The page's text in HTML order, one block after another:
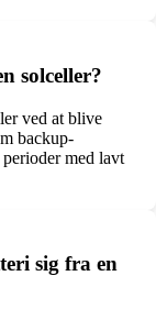
solceller?
ved at blive
backup-
med lavt
sig fra en